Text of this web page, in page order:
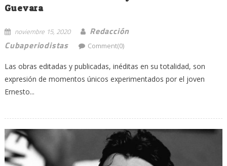
Guevara
noviembre 15, 2020
Redacción
Cubaperiodistas
Comment(0)
Las obras editadas y publicadas, inéditas en su totalidad, son
expresión de momentos únicos experimentados por el joven
Ernesto...